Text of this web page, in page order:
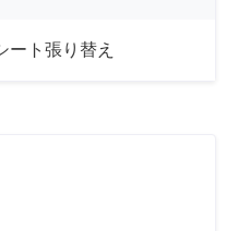
ート張り替え